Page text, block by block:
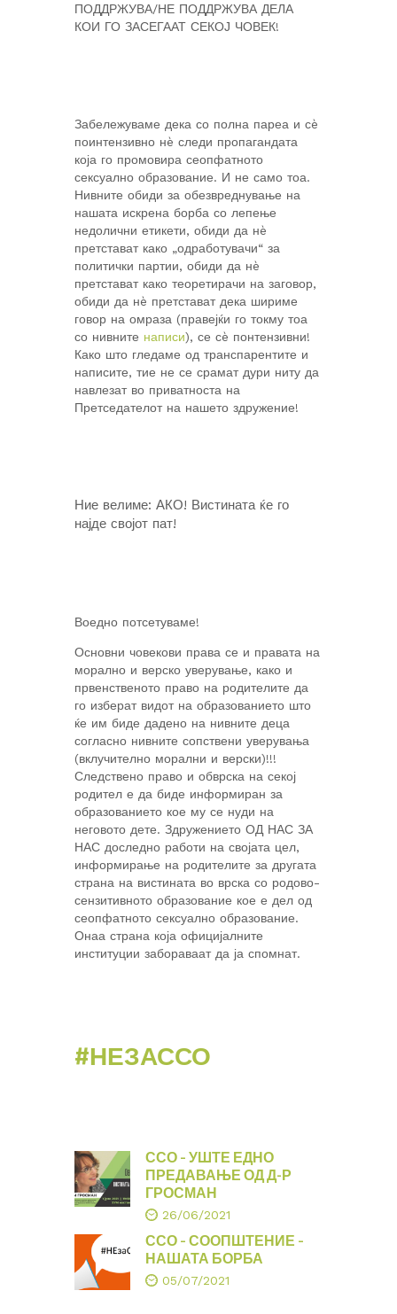
ПОДДРЖУВА/НЕ ПОДДРЖУВА ДЕЛА
КОИ ГО ЗАСЕГААТ СЕКОЈ ЧОВЕК!
Забележуваме дека со полна пареа и сè
поинтензивно нè следи пропагандата
која го промовира сеопфатното
сексуално образование. И не само тоа.
Нивните обиди за обезвреднување на
нашата искрена борба со лепење
недолични етикети, обиди да нè
претстават како „одработувачи“ за
политички партии, обиди да нè
претстават како теоретирачи на заговор,
обиди да нè претстават дека шириме
говор на омраза (правејќи го токму тоа
со нивните написи), се сè понтензивни!
Како што гледаме од транспарентите и
написите, тие не се срамат дури ниту да
навлезат во приватноста на
Претседателот на нашето здружение!
Ние велиме: АКО! Вистината ќе го
најде својот пат!
Воедно потсетуваме!
Основни човекови права се и правата на
морално и верско уверување, како и
првенственото право на родителите да
го изберат видот на образованието што
ќе им биде дадено на нивните деца
согласно нивните сопствени уверувања
(вклучително морални и верски)!!!
Следствено право и обврска на секој
родител е да биде информиран за
образованието кое му се нуди на
неговото дете. Здружението ОД НАС ЗА
НАС доследно работи на својата цел,
информирање на родителите за другата
страна на вистината во врска со родово-
сензитивното образование кое е дел од
сеопфатното сексуално образование.
Онаа страна која официјалните
институции забораваат да ја спомнат.
#НЕЗАССО
ССО – УШТЕ ЕДНО
ПРЕДАВАЊЕ ОД Д-Р
ГРОСМАН
26/06/2021
ССО – СООПШТЕНИЕ –
НАШАТА БОРБА
05/07/2021